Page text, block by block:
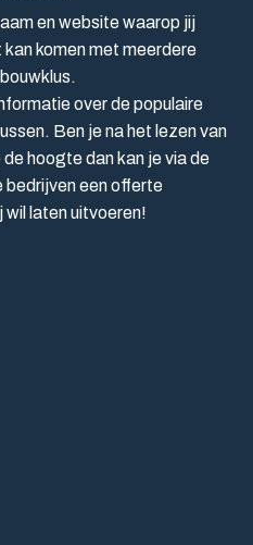
en website waarop jij
komen met meerdere
over de populaire
Ben je na het lezen van
hoogte dan kan je via de
bedrijven een offerte
wil laten uitvoeren!